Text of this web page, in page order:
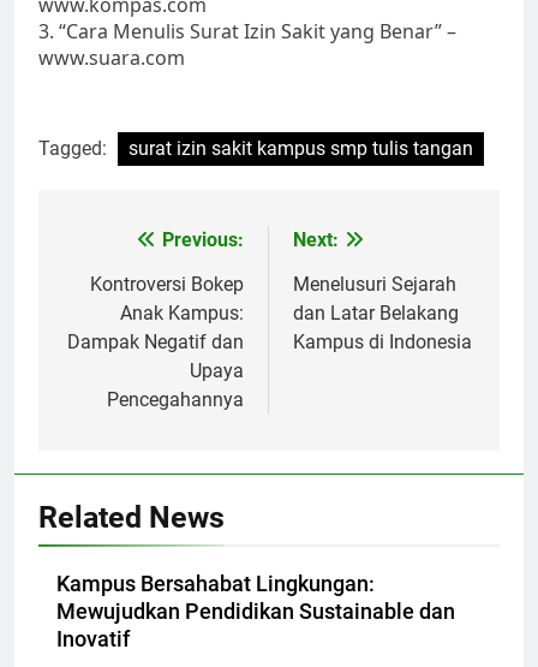
3. “Cara Menulis Surat Izin Sakit yang Benar” –
www.suara.com
Tagged: surat izin sakit kampus smp tulis tangan
navigation
Previous:
Kontroversi Bokep
Anak Kampus:
Dampak Negatif dan
Upaya
Pencegahannya
Next:
Menelusuri Sejarah
dan Latar Belakang
Kampus di Indonesia
Related News
Kampus Bersahabat Lingkungan:
Mewujudkan Pendidikan Sustainable dan
Inovatif